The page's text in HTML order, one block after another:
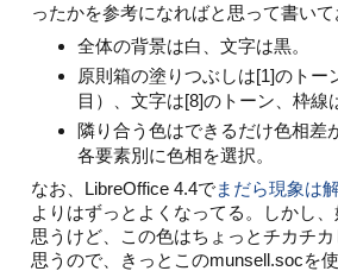
ったかを参考になればと思って書いて
全体の背景は白、文字は黒。
原則箱の塗りつぶしは[1]のトー
目）、文字は[8]のトーン、枠線
隣り合う色はできるだけ色相差
各要素別に色相を選択。
なお、LibreOffice 4.4でまだら現象は
よりはずっとよくなってる。しかし
思うけど、この色はちょっとチカチ
思うので、きっとこのmunsell.socを